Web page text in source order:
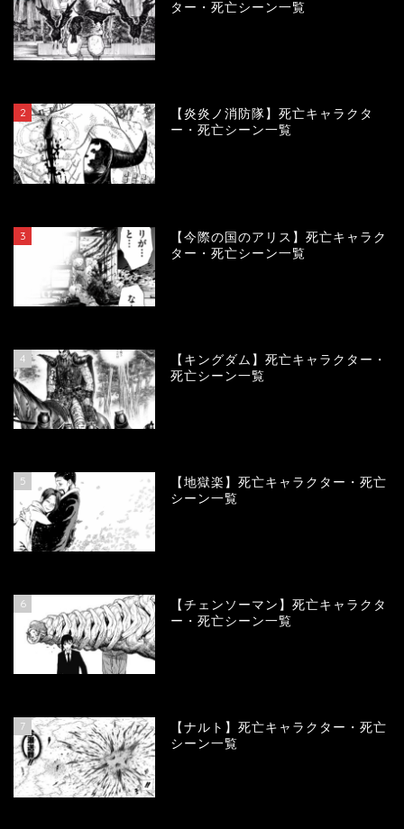
ター・死亡シーン一覧
2
【炎炎ノ消防隊】死亡キャラクタ
ー・死亡シーン一覧
3
【今際の国のアリス】死亡キャラク
ター・死亡シーン一覧
4
【キングダム】死亡キャラクター・
死亡シーン一覧
5
【地獄楽】死亡キャラクター・死亡
シーン一覧
6
【チェンソーマン】死亡キャラクタ
ー・死亡シーン一覧
7
【ナルト】死亡キャラクター・死亡
シーン一覧